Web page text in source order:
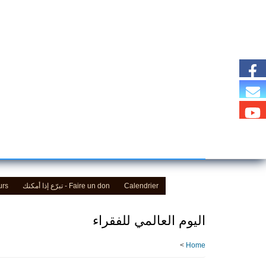
Faire un don - تبرّع إذا أمكنك Calendrier
اليوم العالمي للفقراء
Home
>